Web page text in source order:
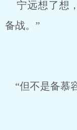
宁远想了想
备战。”
“但不是备慕